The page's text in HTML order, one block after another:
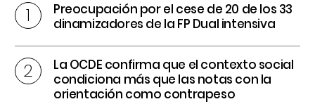
Preocupación por el cese de 20 de los 33
dinamizadores de la FP Dual intensiva
La OCDE confirma que el contexto social
condiciona más que las notas con la
orientación como contrapeso